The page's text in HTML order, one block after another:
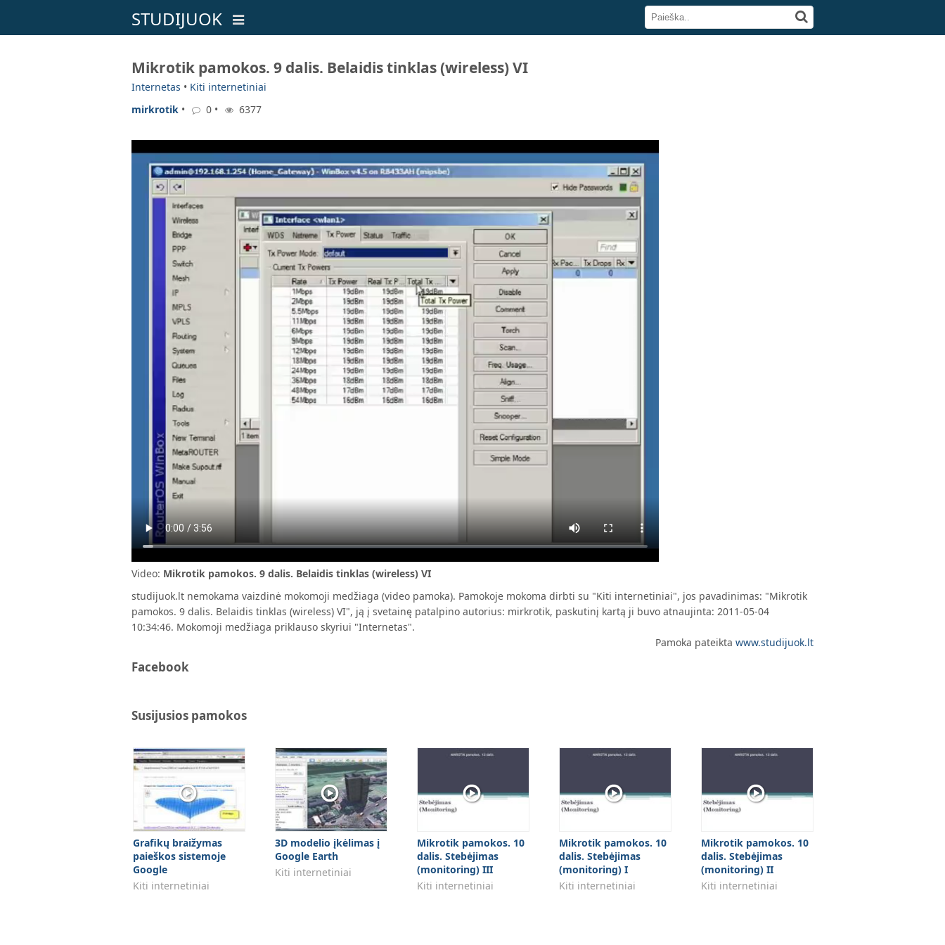
STUDIJUOK
Mikrotik pamokos. 9 dalis. Belaidis tinklas (wireless) VI
Internetas • Kiti internetiniai
mirkrotik • 0 • 6377
Video: Mikrotik pamokos. 9 dalis. Belaidis tinklas (wireless) VI
studijuok.lt nemokama vaizdinė mokomoji medžiaga (video pamoka). Pamokoje mokoma dirbti su "Kiti internetiniai", jos pavadinimas: "Mikrotik
pamokos. 9 dalis. Belaidis tinklas (wireless) VI", ją į svetainę patalpino autorius: mirkrotik, paskutinį kartą ji buvo atnaujinta: 2011-05-04
10:34:46. Mokomoji medžiaga priklauso skyriui "Internetas".
Pamoka pateikta www.studijuok.lt
Facebook
Susijusios pamokos
Grafikų braižymas
paieškos sistemoje
Google
Kiti internetiniai
3D modelio įkėlimas į
Google Earth
Kiti internetiniai
Mikrotik pamokos. 10
dalis. Stebėjimas
(monitoring) III
Kiti internetiniai
Mikrotik pamokos. 10
dalis. Stebėjimas
(monitoring) I
Kiti internetiniai
Mikrotik pamokos. 10
dalis. Stebėjimas
(monitoring) II
Kiti internetiniai